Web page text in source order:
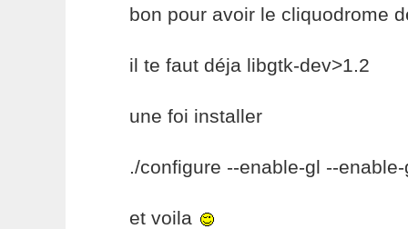
bon pour avoir le cliquodrome
il te faut déja libgtk-dev>1.2
une foi installer
./configure --enable-gl --
et voila